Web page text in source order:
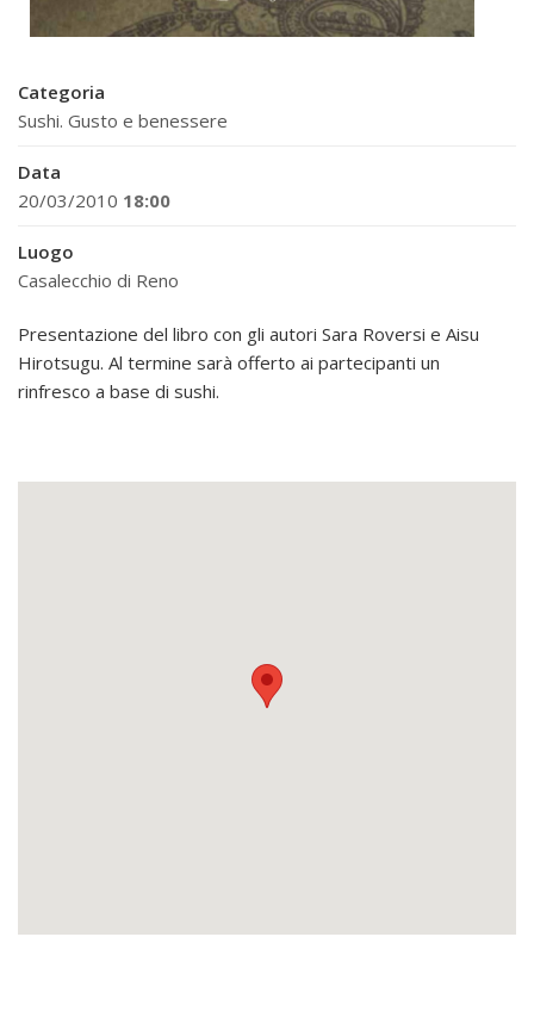
Categoria
Sushi. Gusto e benessere
Data
20/03/2010 18:00
Luogo
Casalecchio di Reno
Presentazione del libro con gli autori Sara Roversi e Aisu
Hirotsugu. Al termine sarà offerto ai partecipanti un
rinfresco a base di sushi.